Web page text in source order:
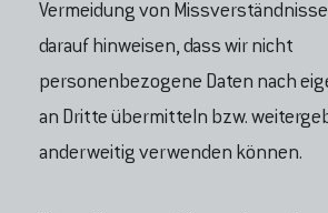
Vermeidung von
darauf hinweisen, dass wir nicht
personenbezogene Daten nach
an Dritte übermitteln bzw.
anderweitig verwenden können.